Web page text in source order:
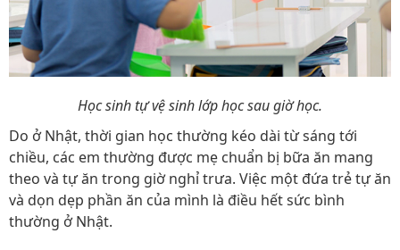
Học sinh tự vệ sinh lớp học sau giờ học.
Do ở Nhật, thời gian học thường kéo dài từ sáng tới
chiều, các em thường được mẹ chuẩn bị bữa ăn mang
theo và tự ăn trong giờ nghỉ trưa. Việc một đứa trẻ tự ăn
và dọn dẹp phần ăn của mình là điều hết sức bình
thường ở Nhật.